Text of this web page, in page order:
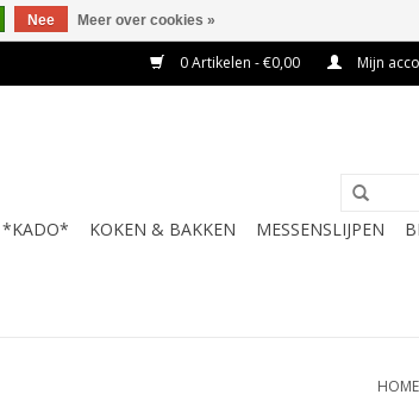
0 Artikelen - €0,00 Mijn
*KADO* KOKEN & BAKKEN MESSENSLIJPEN
HOME
Nee Meer over cookies »